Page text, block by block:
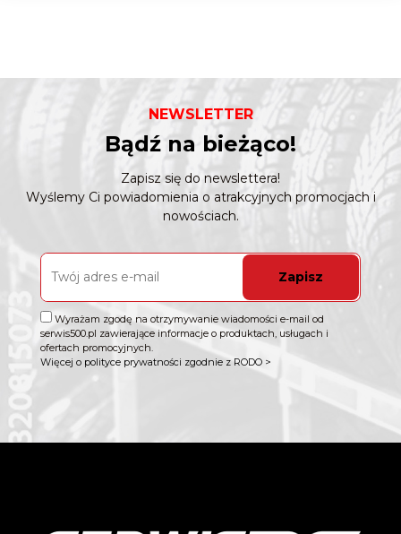
NEWSLETTER
Bądź na bieżąco!
Zapisz się do newslettera!
Wyślemy Ci powiadomienia o atrakcyjnych promocjach i
nowościach.
Zapisz
Wyrażam zgodę na otrzymywanie wiadomości e-mail od
serwis500.pl zawierające informacje o produktach, usługach i
ofertach promocyjnych.
Więcej o polityce prywatności zgodnie z RODO >